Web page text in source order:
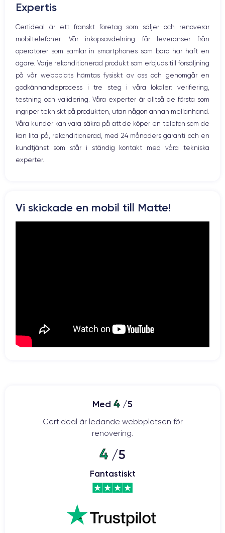
Apple A12 Bionic 6
Nom GPU
GPU 4 cœurs
Fréq. processeur
2.24 GHz
12 MP 7 MP
Résolution vidéo
4K - 3840x2160px
Recharge rapide
Oui, minimum 15W
Batterie Dual SIM
Pour en savoir plus sur les caractéristiques de ce smartphone,
Högtalare
Hem-knappen
Bluetooth
WiFi
Nätverk
Vibration
Prise USB
Expertis
Certideal är ett franskt företag som säljer och renoverar
mobiltelefoner. Vår inköpsavdelning får leveranser från
operatörer som samlar in smartphones som bara har haft en
ägare. Varje rekonditionerad produkt som erbjuds till försäljning
på vår webbplats hämtas fysiskt av oss och genomgår en
godkännandeprocess i tre steg i våra lokaler: verifiering,
testning och validering. Våra experter är alltså de första som
ingriper tekniskt på produkten, utan någon annan mellanhand.
Våra kunder kan vara säkra på att de köper en telefon som de
kan lita på, rekonditionerad, med 24 månaders garanti och en
kundtjänst som står i ständig kontakt med våra tekniska
experter.
Vi skickade en mobil till Matte!
Med 4 /5
Certideal är ledande webbplatsen för
renovering.
4 /5
Fantastiskt